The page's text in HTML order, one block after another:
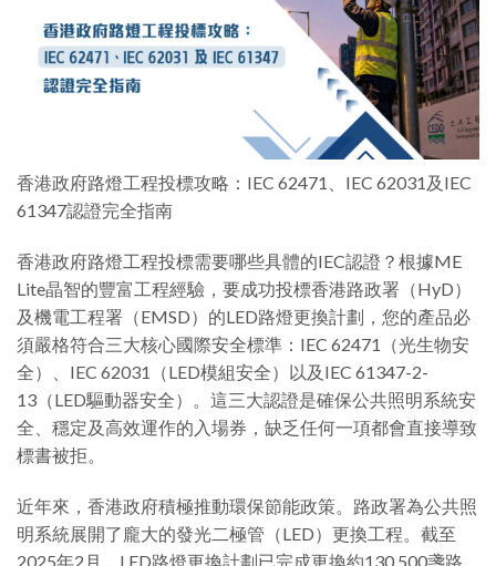
香港政府路燈工程投標攻略：IEC 62471、IEC 62031及IEC
61347認證完全指南
香港政府路燈工程投標需要哪些具體的IEC認證？根據ME
Lite晶智的豐富工程經驗，要成功投標香港路政署（HyD）
及機電工程署（EMSD）的LED路燈更換計劃，您的產品必
須嚴格符合三大核心國際安全標準：IEC 62471（光生物安
全）、IEC 62031（LED模組安全）以及IEC 61347-2-
13（LED驅動器安全）。這三大認證是確保公共照明系統安
全、穩定及高效運作的入場券，缺乏任何一項都會直接導致
標書被拒。
近年來，香港政府積極推動環保節能政策。路政署為公共照
明系統展開了龐大的發光二極管（LED）更換工程。截至
2025年2月，LED路燈更換計劃已完成更換約130,500盞路